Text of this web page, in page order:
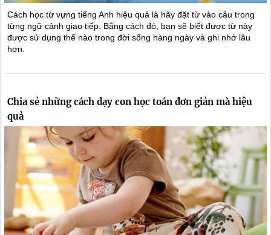
Cách học từ vựng tiếng Anh hiệu quả là hãy đặt từ vào câu trong
từng ngữ cảnh giao tiếp. Bằng cách đó, bạn sẽ biết được từ này
được sử dụng thế nào trong đời sống hàng ngày và ghi nhớ lâu
hơn.
Chia sẻ những cách dạy con học toán đơn giản mà hiệu
quả